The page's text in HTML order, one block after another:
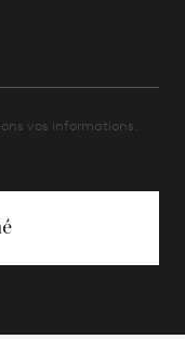
vos informations.